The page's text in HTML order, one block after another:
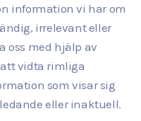
information vi har om
irrelevant eller
oss med hjälp av
vidta rimliga
som visar sig
eller inaktuell.